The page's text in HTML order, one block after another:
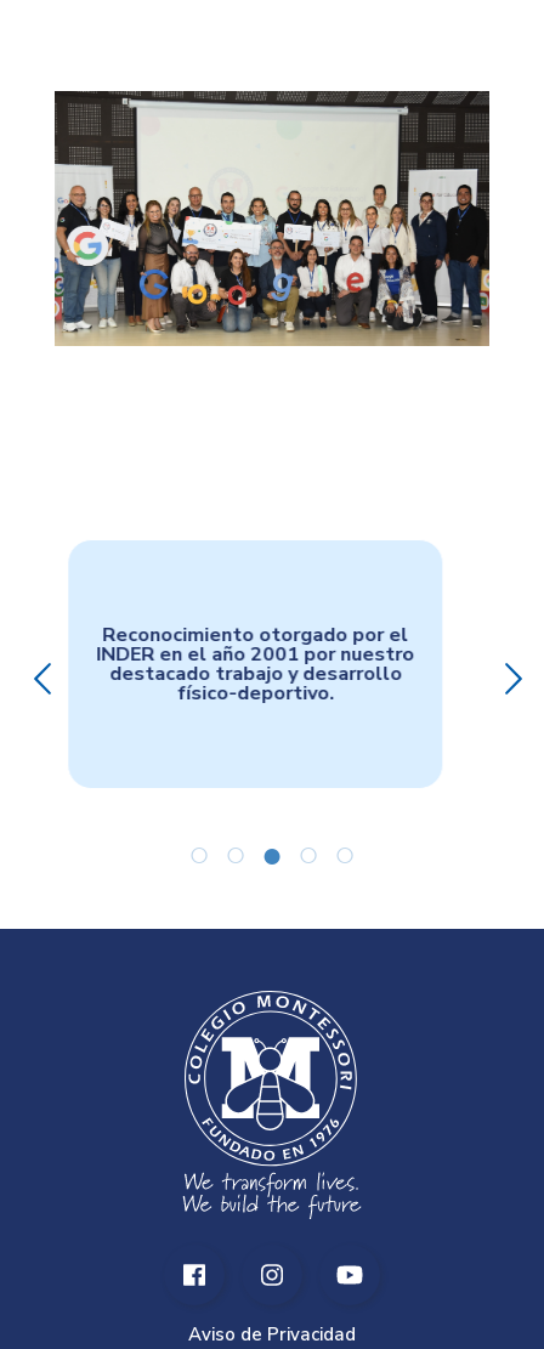
Condecoración por la contribución
en el mejoramiento continúo de
nuestra sociedad otorgado en 2002
por la Asociación de Educación
Aviso de Privacidad